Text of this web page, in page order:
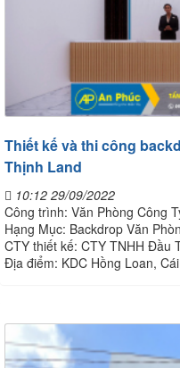
Thiết kế và thi công
Thịnh Land
10:12 29/09/2022
Công trình: Văn Phòng Công
Hạng Mục: Backdrop Văn
CTY thiết kế: CTY TNHH Đầu
Địa điểm: KDC Hồng Loan,